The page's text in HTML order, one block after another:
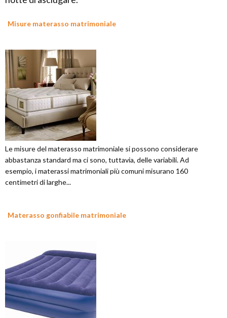
Misure materasso matrimoniale
Le misure del materasso matrimoniale si possono considerare
abbastanza standard ma ci sono, tuttavia, delle variabili. Ad
esempio, i materassi matrimoniali più comuni misurano 160
centimetri di larghe...
Materasso gonfiabile matrimoniale